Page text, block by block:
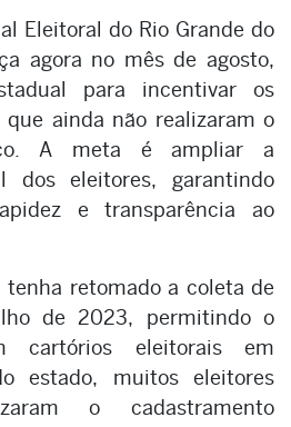
Eleitoral do Rio Grande do
agora no mês de agosto,
para incentivar os
ainda não realizaram o
A meta é ampliar a
dos eleitores, garantindo
e transparência ao
tenha retomado a coleta de
de 2023, permitindo o
cartórios eleitorais em
estado, muitos eleitores
o cadastramento